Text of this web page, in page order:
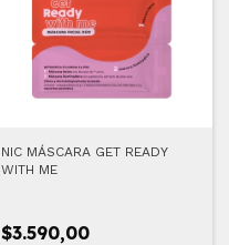
NIC MÁSCARA GET READY
WITH ME
$3.590,00